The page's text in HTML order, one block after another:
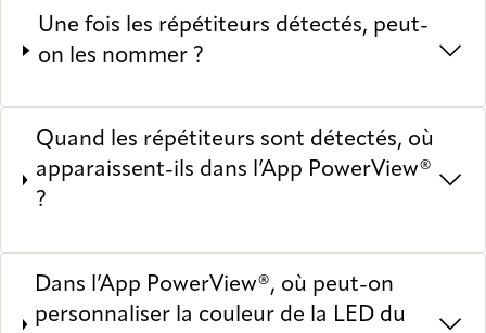
Une fois les répétiteurs détectés, peut-
on les nommer ?
Quand les répétiteurs sont détectés, où
apparaissent-ils dans l’App PowerView®
?
Dans l’App PowerView®, où peut-on
personnaliser la couleur de la LED du